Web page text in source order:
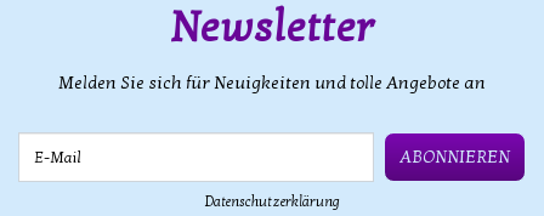
Newsletter
Melden Sie sich für Neuigkeiten und tolle Angebote an
ABONNIEREN
Datenschutzerklärung